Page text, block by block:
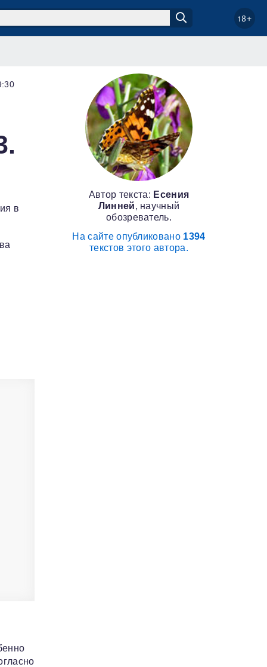
18+
в
Автор текста: Есения
Линней, научный
обозреватель.
На сайте опубликовано 1394
текстов этого автора.